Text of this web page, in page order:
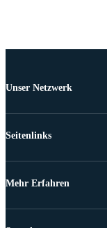
Unser Netzwerk
Seitenlinks
Mehr Erfahren